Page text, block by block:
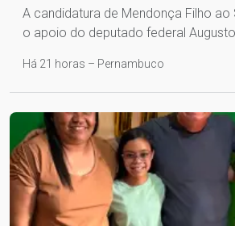
A candidatura de Mendonça Filho ao
o apoio do deputado federal Augusto
Há 21 horas – Pernambuco